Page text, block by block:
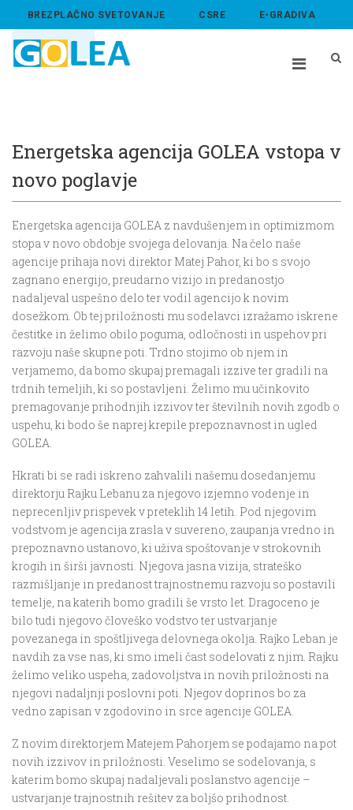
BREZPLAČNO SVETOVANJE CSRE E-GRADIVA
ABOUT US
Energetska agencija GOLEA vstopa v
novo poglavje
Energetska agencija GOLEA z navdušenjem in optimizmom
stopa v novo obdobje svojega delovanja. Na čelo naše
agencije prihaja novi direktor Matej Pahor, ki bo s svojo
zagnano energijo, preudarno vizijo in predanostjo
nadaljeval uspešno delo ter vodil agencijo k novim
dosežkom. Ob tej priložnosti mu sodelavci izražamo iskrene
čestitke in želimo obilo poguma, odločnosti in uspehov pri
razvoju naše skupne poti. Trdno stojimo ob njem in
verjamemo, da bomo skupaj premagali izzive ter gradili na
trdnih temeljih, ki so postavljeni. Želimo mu učinkovito
premagovanje prihodnjih izzivov ter številnih novih zgodb o
uspehu, ki bodo še naprej krepile prepoznavnost in ugled
GOLEA.
Hkrati bi se radi iskreno zahvalili našemu dosedanjemu
direktorju Rajku Lebanu za njegovo izjemno vodenje in
neprecenljiv prispevek v preteklih 14 letih. Pod njegovim
vodstvom je agencija zrasla v suvereno, zaupanja vredno in
prepoznavno ustanovo, ki uživa spoštovanje v strokovnih
krogih in širši javnosti. Njegova jasna vizija, strateško
razmišljanje in predanost trajnostnemu razvoju so postavili
temelje, na katerih bomo gradili še vrsto let. Dragoceno je
bilo tudi njegovo človeško vodstvo ter ustvarjanje
povezanega in spoštljivega delovnega okolja. Rajko Leban je
navdih za vse nas, ki smo imeli čast sodelovati z njim. Rajku
želimo veliko uspeha, zadovoljstva in novih priložnosti na
njegovi nadaljnji poslovni poti. Njegov doprinos bo za
vedno zapisan v zgodovino in srce agencije GOLEA.
Z novim direktorjem Matejem Pahorjem se podajamo na pot
novih izzivov in priložnosti. Veselimo se sodelovanja, s
katerim bomo skupaj nadaljevali poslanstvo agencije –
ustvarjanje trajnostnih rešitev za boljšo prihodnost.